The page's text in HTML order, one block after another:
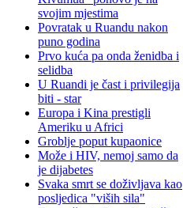
svojim mjestima
Povratak u Ruandu nakon
puno godina
Prvo kuća pa onda ženidba i
selidba
U Ruandi je čast i privilegija
biti - star
Europa i Kina prestigli
Ameriku u Africi
Groblje poput kupaonice
Može i HIV, nemoj samo da
je dijabetes
Svaka smrt se doživljava kao
posljedica "viših sila"